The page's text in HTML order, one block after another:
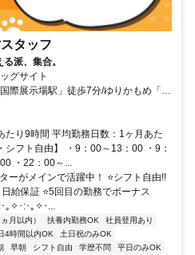
タッフ
派、集合。
グサイト
際展示場駅」徒歩7分/ゆりかもめ「東
たり9時間 平均勤務日数：1ヶ月あた
シフト自由】 ・9：00～13：00 ・9：
・22：00～...
ーがメインで活躍中！ ⭐シフト自由!!
給保証 ⭐5回目の勤務でボーナス
✧･:･｡✧･...
月以内） 扶養内勤務OK
社員登用あり
4時間以内OK
土日祝のみOK
早朝 シフト自由 学歴不問
平日のみOK